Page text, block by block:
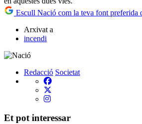
Escull Nació com la teva font preferida
Arxivat a
incendi
Redacció Societat
Et pot interessar